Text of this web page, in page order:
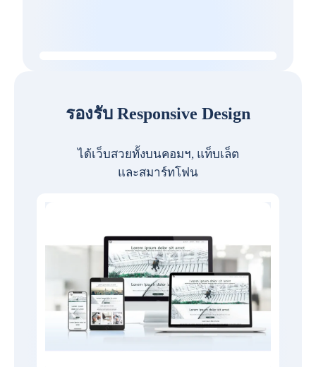
รองรับ Responsive Design
ได้เว็บสวยทั้งบนคอมฯ, แท็บเล็ต
และสมาร์ทโฟน